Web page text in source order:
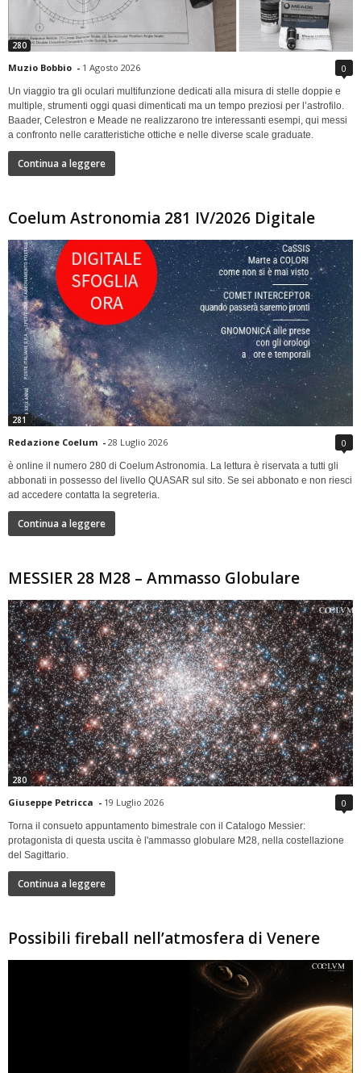
280
Muzio Bobbio - 1 Agosto 2026 0
Un viaggio tra gli oculari multifunzione dedicati alla misura di stelle doppie e
multiple, strumenti oggi quasi dimenticati ma un tempo preziosi per l’astrofilo.
Baader, Celestron e Meade ne realizzarono tre interessanti esempi, qui messi
a confronto nelle caratteristiche ottiche e nelle diverse scale graduate.
Continua a leggere
Coelum Astronomia 281 IV/2026 Digitale
281
Redazione Coelum - 28 Luglio 2026 0
è online il numero 280 di Coelum Astronomia. La lettura è riservata a tutti gli
abbonati in possesso del livello QUASAR sul sito. Se sei abbonato e non riesci
ad accedere contatta la segreteria.
Continua a leggere
MESSIER 28 M28 – Ammasso Globulare
280
Giuseppe Petricca - 19 Luglio 2026 0
Torna il consueto appuntamento bimestrale con il Catalogo Messier:
protagonista di questa uscita è l'ammasso globulare M28, nella costellazione
del Sagittario.
Continua a leggere
Possibili fireball nell’atmosfera di Venere